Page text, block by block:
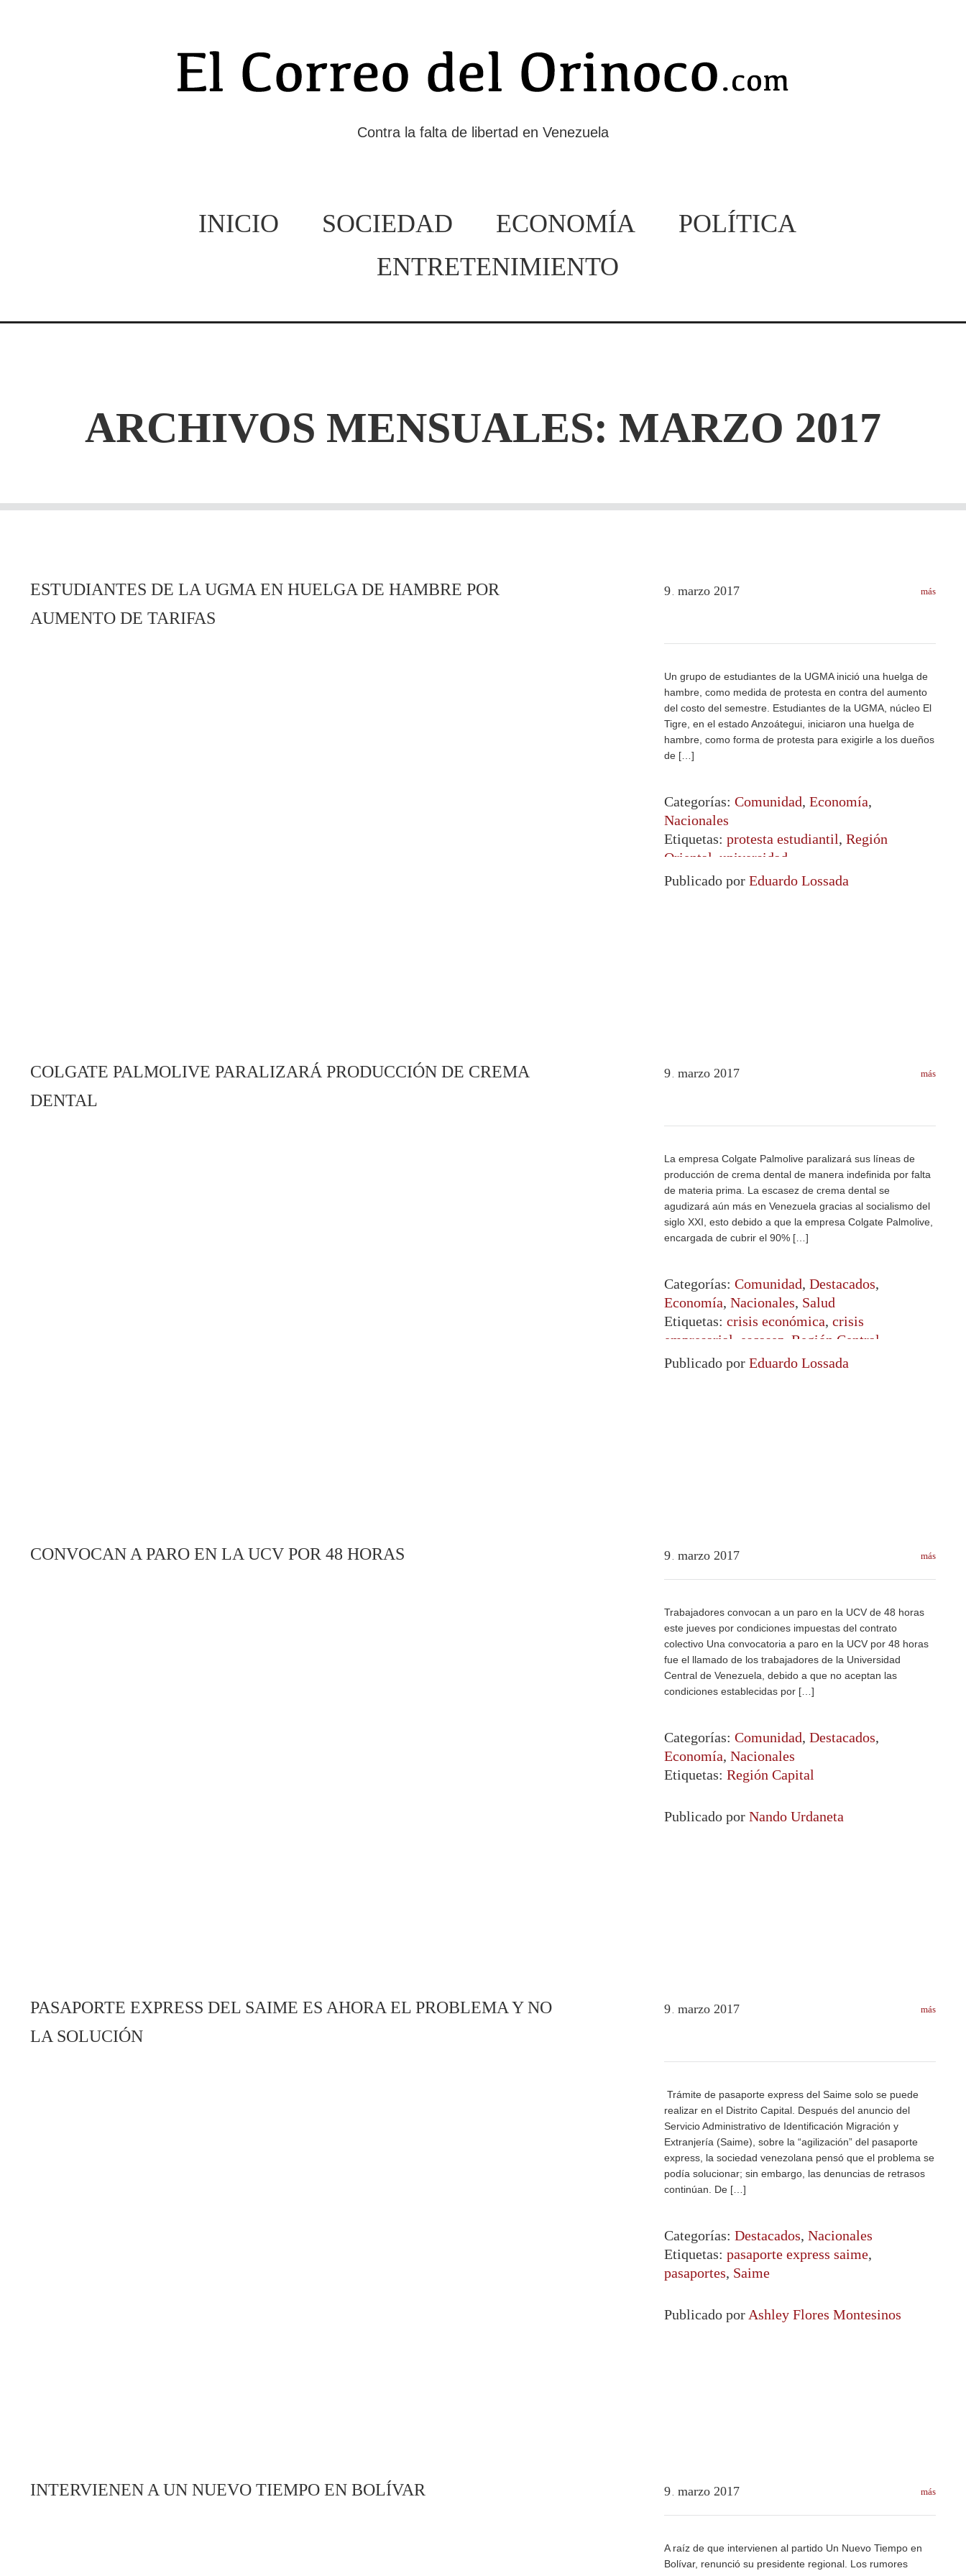
Contra la falta de libertad en Venezuela
INICIO SOCIEDAD ECONOMÍA
POLÍTICA
ENTRETENIMIENTO
ARCHIVOS MENSUALES: MARZO 2017
ESTUDIANTES DE LA UGMA EN HUELGA DE HAMBRE POR
AUMENTO DE TARIFAS
9 marzo 2017
Un grupo de estudiantes de la UGMA inició una huelga de
hambre, como medida de protesta en contra del aumento
del costo del semestre. Estudiantes de la UGMA, núcleo El
Tigre, en el estado Anzoátegui, iniciaron una huelga de
hambre, como forma de protesta para exigirle a los dueños
de […]
más
Categorías: Comunidad, Economía,
Nacionales
Etiquetas: protesta estudiantil, Región
Oriental universidad
Publicado por Eduardo Lossada
COLGATE PALMOLIVE PARALIZARÁ PRODUCCIÓN DE CREMA
DENTAL
9 marzo 2017
La empresa Colgate Palmolive paralizará sus líneas de
producción de crema dental de manera indefinida por falta
de materia prima. La escasez de crema dental se
agudizará aún más en Venezuela gracias al socialismo del
siglo XXI, esto debido a que la empresa Colgate Palmolive,
encargada de cubrir el 90% […]
más
Categorías: Comunidad, Destacados,
Economía, Nacionales, Salud
Etiquetas: crisis económica, crisis
empresarial
escasez Región Central
Publicado por Eduardo Lossada
CONVOCAN A PARO EN LA UCV POR 48 HORAS 9 marzo 2017
Trabajadores convocan a un paro en la UCV de 48 horas
este jueves por condiciones impuestas del contrato
colectivo Una convocatoria a paro en la UCV por 48 horas
fue el llamado de los trabajadores de la Universidad
Central de Venezuela, debido a que no aceptan las
condiciones establecidas por […]
más
Categorías: Comunidad, Destacados,
Economía, Nacionales
Etiquetas: Región Capital
Publicado por Nando Urdaneta
PASAPORTE EXPRESS DEL SAIME ES AHORA EL PROBLEMA Y NO
LA SOLUCIÓN
9 marzo 2017
Trámite de pasaporte express del Saime solo se puede
realizar en el Distrito Capital. Después del anuncio del
Servicio Administrativo de Identificación Migración y
Extranjería (Saime), sobre la “agilización” del pasaporte
express, la sociedad venezolana pensó que el problema se
podía solucionar; sin embargo, las denuncias de retrasos
continúan. De […]
más
Categorías: Destacados, Nacionales
Etiquetas: pasaporte express saime,
pasaportes, Saime
Publicado por Ashley Flores Montesinos
INTERVIENEN A UN NUEVO TIEMPO EN BOLÍVAR 9 marzo 2017
A raíz de que intervienen al partido Un Nuevo Tiempo en
Bolívar, renunció su presidente regional. Los rumores
más